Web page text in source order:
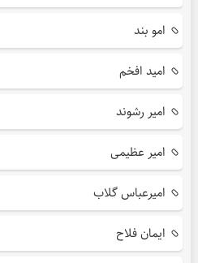
امو بند
امید افخم
امیر رشوند
امیر عظیمی
امیرعباس گلاب
ایمان فلاح